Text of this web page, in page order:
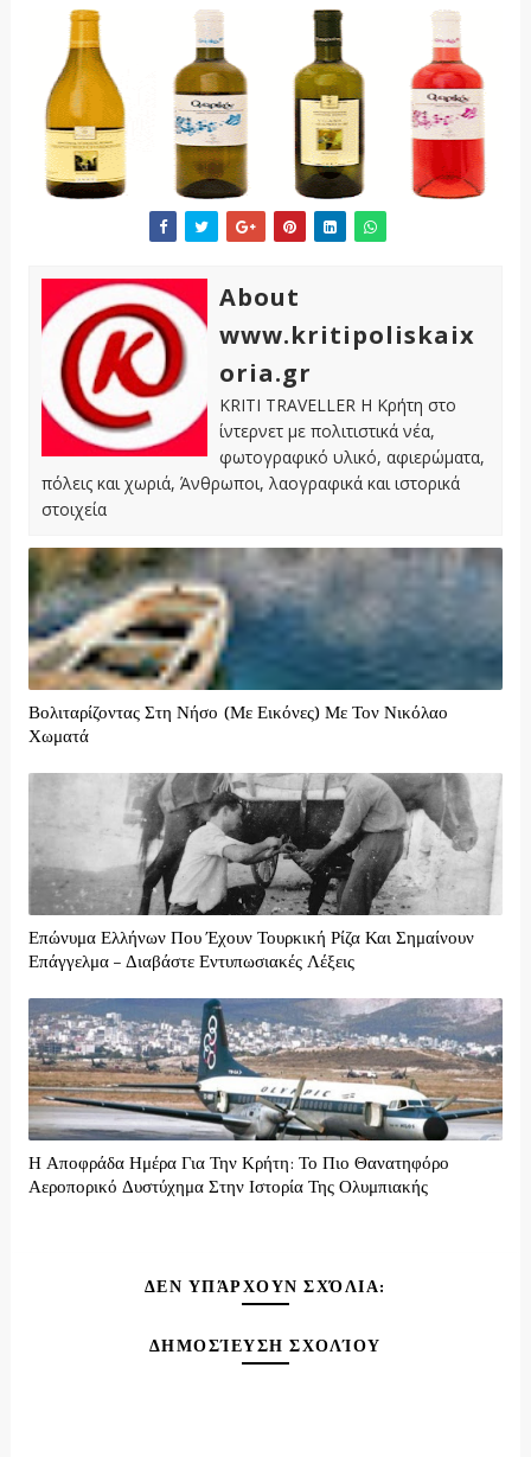
About
www.kritipoliskaix
oria.gr
KRITI TRAVELLER Η Κρήτη στο
ίντερνετ με πολιτιστικά νέα,
φωτογραφικό υλικό, αφιερώματα,
πόλεις και χωριά, Άνθρωποι, λαογραφικά και ιστορικά
στοιχεία
Βολιταρίζοντας Στη Νήσο (Με Εικόνες) Με Τον Νικόλαο
Χωματά
Επώνυμα Ελλήνων Που Έχουν Τουρκική Ρίζα Και Σημαίνουν
Επάγγελμα – Διαβάστε Εντυπωσιακές Λέξεις
Η Αποφράδα Ημέρα Για Την Κρήτη: Το Πιο Θανατηφόρο
Αεροπορικό Δυστύχημα Στην Ιστορία Της Ολυμπιακής
ΔΕΝ ΥΠΆΡΧΟΥΝ ΣΧΌΛΙΑ:
ΔΗΜΟΣΊΕΥΣΗ ΣΧΟΛΊΟΥ